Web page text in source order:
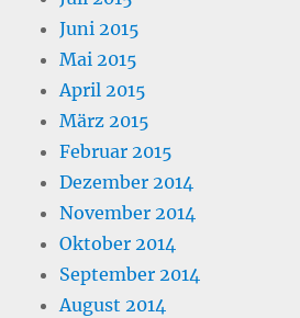
Juni 2015
Mai 2015
April 2015
März 2015
Februar 2015
Dezember 2014
November 2014
Oktober 2014
September 2014
August 2014